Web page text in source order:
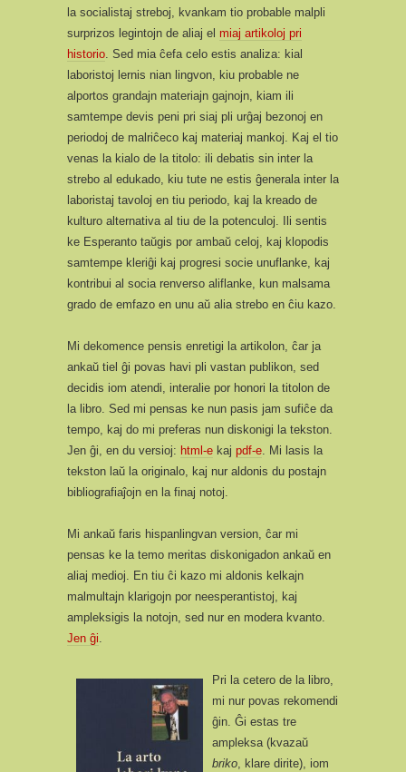
la socialistaj streboj, kvankam tio probable malpli
surprizos legintojn de aliaj el miaj artikoloj pri
historio. Sed mia ĉefa celo estis analiza: kial
laboristoj lernis nian lingvon, kiu probable ne
alportos grandajn materiajn gajnojn, kiam ili
samtempe devis peni pri siaj pli urĝaj bezonoj en
periodoj de malriĉeco kaj materiaj mankoj. Kaj el tio
venas la kialo de la titolo: ili debatis sin inter la
strebo al edukado, kiu tute ne estis ĝenerala inter la
laboristaj tavoloj en tiu periodo, kaj la kreado de
kulturo alternativa al tiu de la potenculoj. Ili sentis
ke Esperanto taŭgis por ambaŭ celoj, kaj klopodis
samtempe kleriĝi kaj progresi socie unuflanke, kaj
kontribui al socia renverso aliflanke, kun malsama
grado de emfazo en unu aŭ alia strebo en ĉiu kazo.
Mi dekomence pensis enretigi la artikolon, ĉar ja
ankaŭ tiel ĝi povas havi pli vastan publikon, sed
decidis iom atendi, interalie por honori la titolon de
la libro. Sed mi pensas ke nun pasis jam sufiĉe da
tempo, kaj do mi preferas nun diskonigi la tekston.
Jen ĝi, en du versioj: html-e kaj pdf-e. Mi lasis la
tekston laŭ la originalo, kaj nur aldonis du postajn
bibliografiaĵojn en la finaj notoj.
Mi ankaŭ faris hispanlingvan version, ĉar mi
pensas ke la temo meritas diskonigadon ankaŭ en
aliaj medioj. En tiu ĉi kazo mi aldonis kelkajn
malmultajn klarigojn por neesperantistoj, kaj
ampleksigis la notojn, sed nur en modera kvanto.
Jen ĝi.
Pri la cetero de la libro,
mi nur povas rekomendi
ĝin. Ĝi estas tre
ampleksa (kvazaŭ
briko, klare dirite), iom